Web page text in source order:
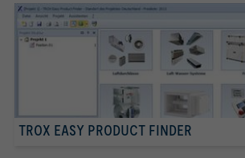
TROX EASY PRODUCT FINDER